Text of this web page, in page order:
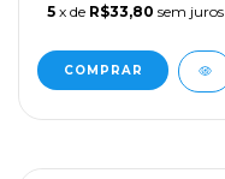
5 x de R$33,80 sem juros